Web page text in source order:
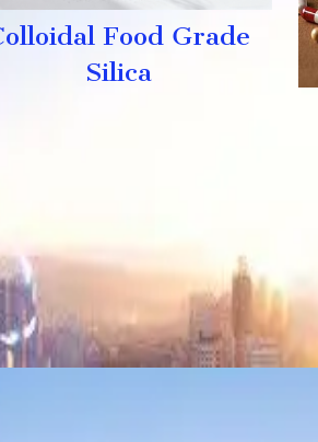
Food Grade
Silica